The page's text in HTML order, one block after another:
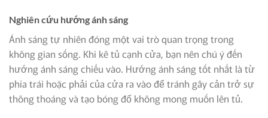
Nghiên cứu hướng ánh sáng
Ánh sáng tự nhiên đóng một vai trò quan trọng trong
không gian sống. Khi kê tủ cạnh cửa, bạn nên chú ý đến
hướng ánh sáng chiếu vào. Hướng ánh sáng tốt nhất là từ
phía trái hoặc phải của cửa ra vào để tránh gây cản trở sự
thông thoáng và tạo bóng đổ không mong muốn lên tủ.